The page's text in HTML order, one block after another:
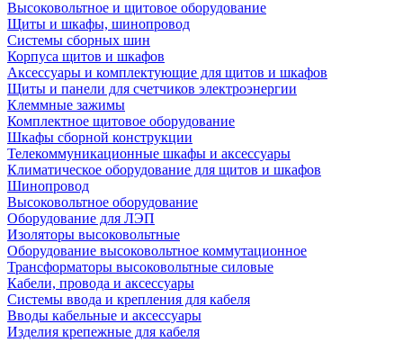
Высоковольтное и щитовое оборудование
Щиты и шкафы, шинопровод
Системы сборных шин
Корпуса щитов и шкафов
Аксессуары и комплектующие для щитов и шкафов
Щиты и панели для счетчиков электроэнергии
Клеммные зажимы
Комплектное щитовое оборудование
Шкафы сборной конструкции
Телекоммуникационные шкафы и аксессуары
Климатическое оборудование для щитов и шкафов
Шинопровод
Высоковольтное оборудование
Оборудование для ЛЭП
Изоляторы высоковольтные
Оборудование высоковольтное коммутационное
Трансформаторы высоковольтные силовые
Кабели, провода и аксессуары
Системы ввода и крепления для кабеля
Вводы кабельные и аксессуары
Изделия крепежные для кабеля